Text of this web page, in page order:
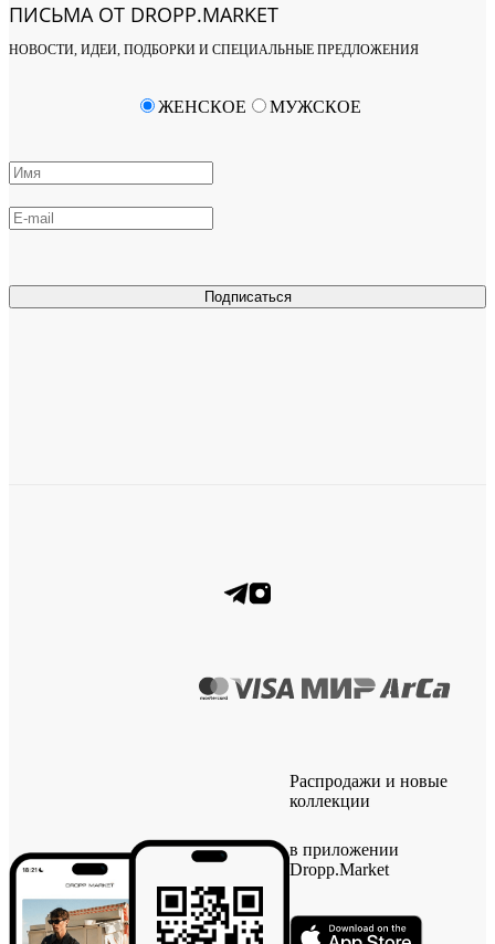
ПИСЬМА ОТ DROPP.MARKET
НОВОСТИ, ИДЕИ, ПОДБОРКИ И СПЕЦИАЛЬНЫЕ ПРЕДЛОЖЕНИЯ
Подписаться
ЖЕНСКОЕ МУЖСКОЕ
Распродажи и новые
коллекции
в приложении
Dropp.Market